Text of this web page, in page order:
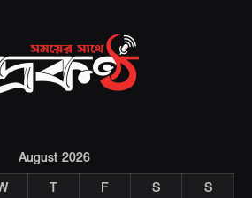
August 2026
T F S
S